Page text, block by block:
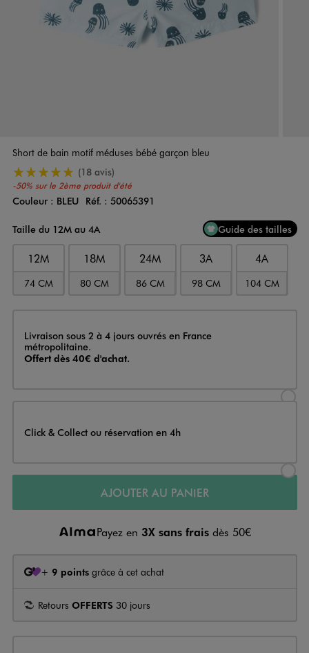
Short de bain motif méduses bébé garçon bleu
-50% sur le 2ème produit d'été
5/5 de moyenne(18 avis)
Couleur
Couleur : BLEU Réf. : 50065391
Taille du 12M au 4A
Guide des tailles
12M
74 CM
18M
80 CM
24M
86 CM
3A
98 CM
4A
104 CM
Livraison
Livraison sous 2 à 4 jours ouvrés en France
métropolitaine.
Offert dès 40€ d'achat.
Click & Collect ou réservation en 4h
AJOUTER AU PANIER
Payez en 3X sans frais dès 50€
+ 9 points grâce à cet achat
Retours OFFERTS 30 jours